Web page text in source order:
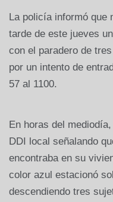
La policía informó que
tarde de este jueves
con el paradero de
por un intento de
57 al 1100.
En horas del
DDI local señalando
encontraba en su
color azul estacionó
descendiendo tres